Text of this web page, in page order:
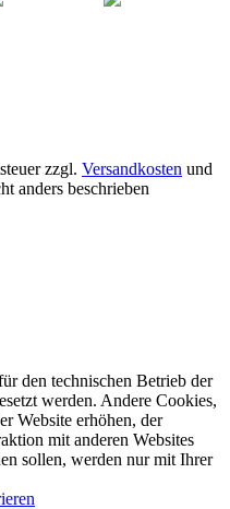
zzgl. Versandkosten und
anders beschrieben
den technischen Betrieb der
werden. Andere Cookies,
Website erhöhen, der
mit anderen Websites
sollen, werden nur mit Ihrer